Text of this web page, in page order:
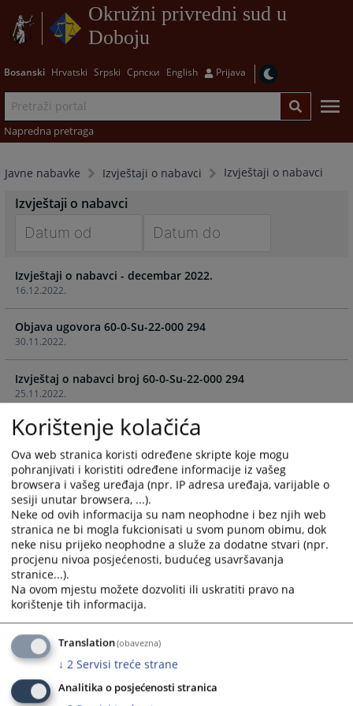
Okružni privredni sud u
Doboju
Bosanski Hrvatski Srpski Српски English Prijava
Napredna pretraga
Javne nabavke Izvještaji o nabavci Izvještaji o nabavci
Izvještaji o nabavci
forward
to
interact
with
the
calendar
and
select
date.
Press
the
question
mark
key
to
get
the
keyboard
shortcuts
for
changing
dates.
forward
interact
with
calendar
and
a
date.
Press
the
question
mark
key
to
get
keyboard
shortcuts
for
changing
dates.
16.12.2022.
Izvještaji o nabavci - decembar 2022.
30.11.2022.
Objava ugovora 60-0-Su-22-000 294
25.11.2022.
Izvještaj o nabavci broj 60-0-Su-22-000 294
Izvještaj o nabavci broj 60-0-Su-22-000 295
01.11.2022.
Objava ugovora
31.05.2022.
Izvještaj o nabavci broj 60-0-Su-22-000 147
31.05.2022.
Izvještaj o nabavci broj 60-0-Su-22-000 148
31.05.2022.
Izvještaj o nabavci broj 60-0-Su-22-000 146
Izvještaj o nabavci broj 60-0-Su-22-000 151
Korištenje kolačića
Ova web stranica koristi određene skripte koje mogu
pohranjivati i koristiti određene informacije iz vašeg
browsera i vašeg uređaja (npr. IP adresa uređaja, varijable o
sesiji unutar browsera, ...).
Neke od ovih informacija su nam neophodne i bez njih web
stranica ne bi mogla fukcionisati u svom punom obimu, dok
neke nisu prijeko neophodne a služe za dodatne stvari (npr.
procjenu nivoa posjećenosti, budućeg usavršavanja
stranice...).
Na ovom mjestu možete dozvoliti ili uskratiti pravo na
korištenje tih informacija.
Translation(obavezna)
↓ 2 Servisi treće strane
Analitika o posjećenosti stranica